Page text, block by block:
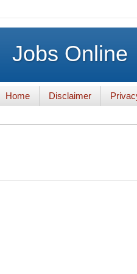
Jobs Online
Home Disclaimer